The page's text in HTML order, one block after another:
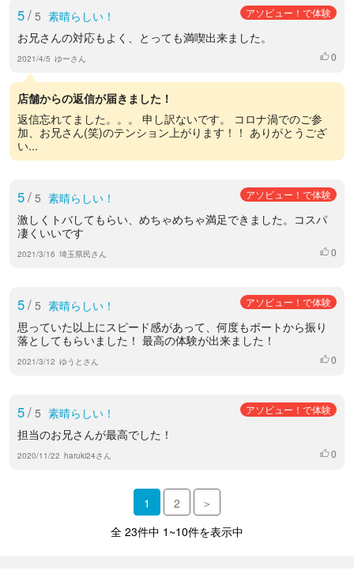
5/ 5 素晴らしい！ アソビュー！で体験
お兄さんの対応もよく、とっても満喫出来ました。
2021/4/5 ゆーさん いいね
0
店舗からの返信が届きました！
返信忘れてました。。。 申し訳ないです。 コロナ渦でのご参
加、お兄さん(笑)のテンション上がります！！ ありがとうござ
い...
5/ 5 素晴らしい！ アソビュー！で体験
激しくトバしてもらい、めちゃめちゃ満足できました。コスパ
凄くいいです
2021/3/16 埼玉県民さん いいね
0
5/ 5 素晴らしい！ アソビュー！で体験
思っていた以上にスピード感があって、何度もボートから振り
落としてもらいました！ 最高の体験が出来ました！
2021/3/12 ゆうとさん いいね
0
5/ 5 素晴らしい！ アソビュー！で体験
担当のお兄さんが最高でした！
2020/11/22 haruki24さん いいね
0
1 2
＞
全 23件中 1~10件を表示中